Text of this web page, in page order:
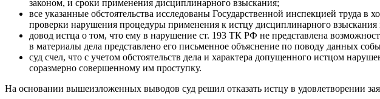
законом, и сроки применения дисциплинарного взыскания;
все указанные обстоятельства исследованы Государственной инспекцией
проверки нарушения процедуры применения к истцу дисциплинарного взыскания
довод истца о том, что ему в нарушение ст. 193 ТК РФ не представлена
в материалы дела представлено его письменное объяснение по поводу данных
суд счел, что с учетом обстоятельств дела и характера допущенного истцом
соразмерно совершенному им проступку.
На основании вышеизложенных выводов суд решил отказать истцу в удовлетворении